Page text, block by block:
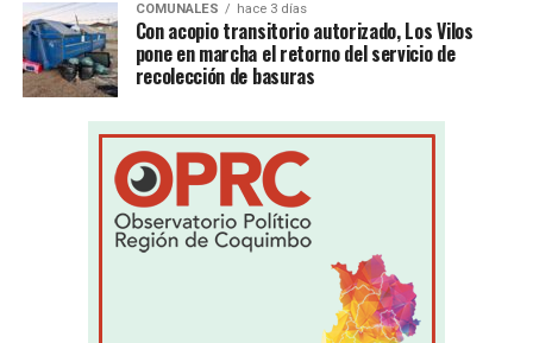
COMUNALES hace 3 días
Con acopio transitorio autorizado, Los Vilos
pone en marcha el retorno del servicio de
recolección de basuras